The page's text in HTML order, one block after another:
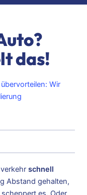
das!
Wir
schnell
Abstand gehalten,